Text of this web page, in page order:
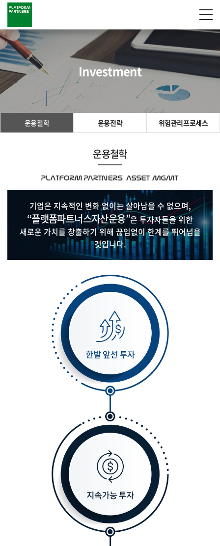
Investment
운용철학 운용전략 위험관리프로세스
운용철학
기업은 지속적인 변화 없이는 살아남을 수 없으며,
“플랫폼파트너스자산운용”은 투자자들을 위한
새로운 가치를 창출하기 위해 끊임없이 한계를 뛰어넘을
것입니다.